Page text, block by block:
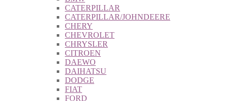
CATERPILLAR
CATERPILLAR/JOHNDEERE
CHERY
CHEVROLET
CHRYSLER
CITROEN
DAEWO
DAIHATSU
DODGE
FIAT
FORD